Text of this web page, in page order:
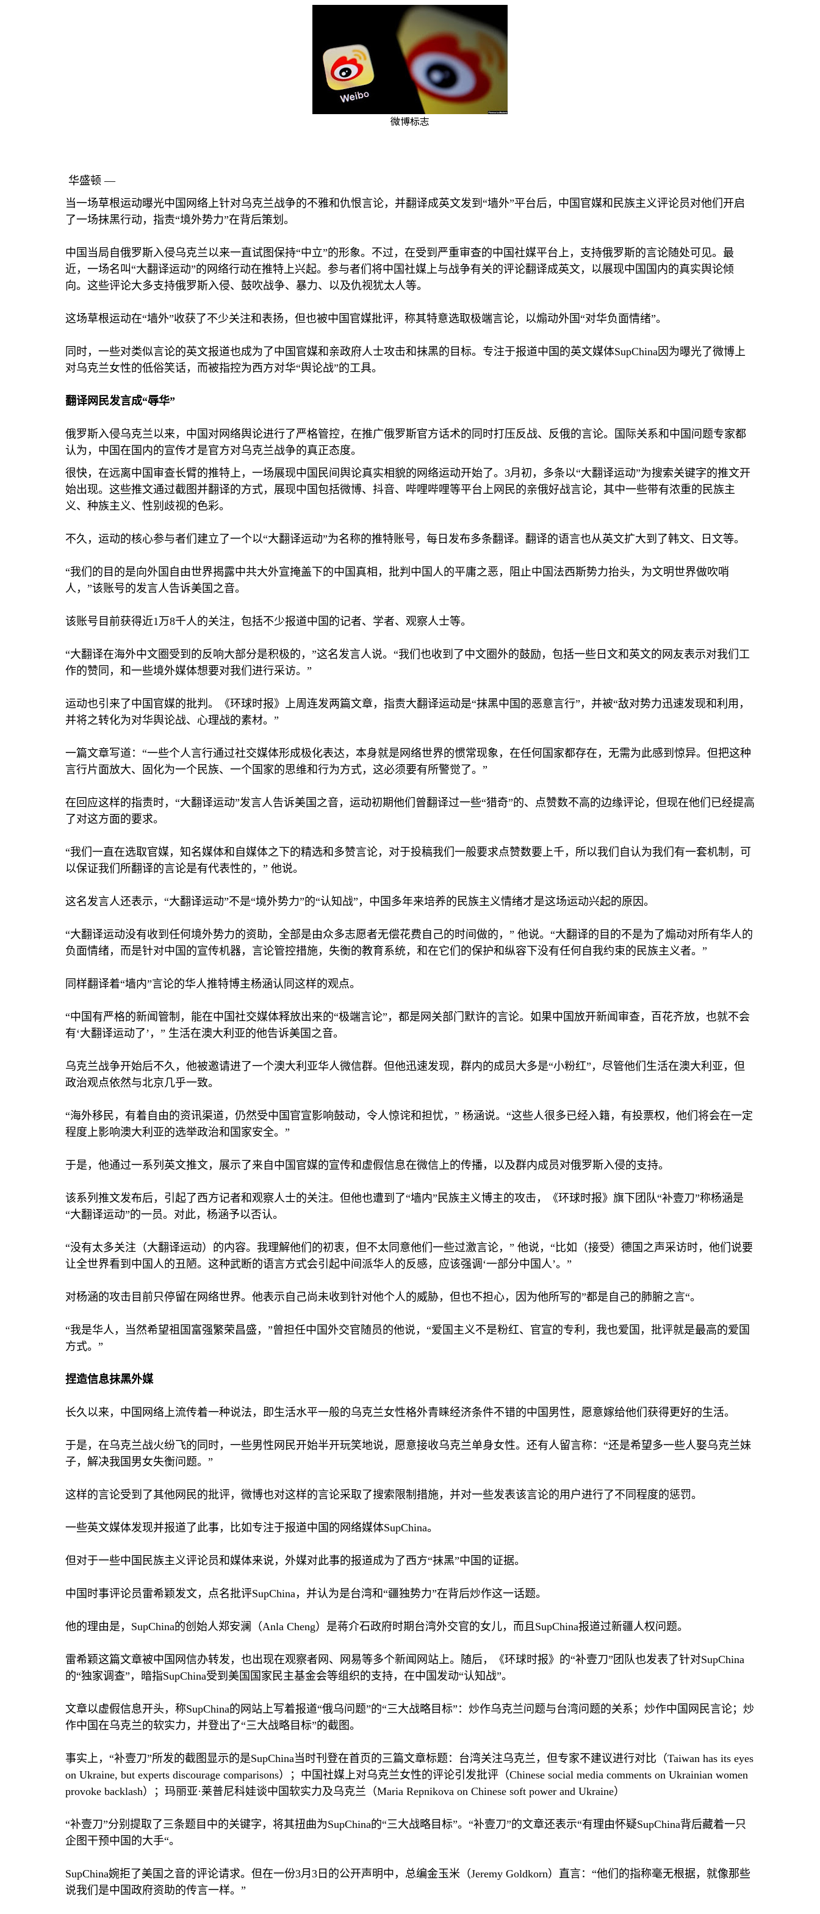
微博标志
华盛顿 —
当一场草根运动曝光中国网络上针对乌克兰战争的不雅和仇恨言论，并翻译成英文发到“墙外”平台后，中国官媒和民族主义评论员对他们开启
了一场抹黑行动，指责“境外势力”在背后策划。
中国当局自俄罗斯入侵乌克兰以来一直试图保持“中立”的形象。不过，在受到严重审查的中国社媒平台上，支持俄罗斯的言论随处可见。最
近，一场名叫“大翻译运动”的网络行动在推特上兴起。参与者们将中国社媒上与战争有关的评论翻译成英文，以展现中国国内的真实舆论倾
向。这些评论大多支持俄罗斯入侵、鼓吹战争、暴力、以及仇视犹太人等。
这场草根运动在“墙外”收获了不少关注和表扬，但也被中国官媒批评，称其特意选取极端言论，以煽动外国“对华负面情绪”。
同时，一些对类似言论的英文报道也成为了中国官媒和亲政府人士攻击和抹黑的目标。专注于报道中国的英文媒体SupChina因为曝光了微博上
对乌克兰女性的低俗笑话，而被指控为西方对华“舆论战”的工具。
翻译网民发言成“辱华”
俄罗斯入侵乌克兰以来，中国对网络舆论进行了严格管控，在推广俄罗斯官方话术的同时打压反战、反俄的言论。国际关系和中国问题专家都
认为，中国在国内的宣传才是官方对乌克兰战争的真正态度。
很快，在远离中国审查长臂的推特上，一场展现中国民间舆论真实相貌的网络运动开始了。 3月初，多条以“大翻译运动”为搜索关键字的推文开
始出现。这些推文通过截图并翻译的方式，展现中国包括微博、抖音、哔哩哔哩等平台上网民的亲俄好战言论，其中一些带有浓重的民族主
义、种族主义、性别歧视的色彩。
不久，运动的核心参与者们建立了一个以“大翻译运动”为名称的推特账号，每日发布多条翻译。翻译的语言也从英文扩大到了韩文、日文等。
“我们的目的是向外国自由世界揭露中共大外宣掩盖下的中国真相，批判中国人的平庸之恶，阻止中国法西斯势力抬头，为文明世界做吹哨
人，”该账号的发言人告诉美国之音。
该账号目前获得近1万8千人的关注，包括不少报道中国的记者、学者、观察人士等。
“大翻译在海外中文圈受到的反响大部分是积极的，”这名发言人说。“我们也收到了中文圈外的鼓励，包括一些日文和英文的网友表示对我们工
作的赞同，和一些境外媒体想要对我们进行采访。”
运动也引来了中国官媒的批判。《环球时报》上周连发两篇文章，指责大翻译运动是“抹黑中国的恶意言行”，并被“敌对势力迅速发现和利用，
并将之转化为对华舆论战、心理战的素材。”
一篇文章写道：“一些个人言行通过社交媒体形成极化表达，本身就是网络世界的惯常现象，在任何国家都存在，无需为此感到惊异。但把这种
言行片面放大、固化为一个民族、一个国家的思维和行为方式，这必须要有所警觉了。”
在回应这样的指责时，“大翻译运动”发言人告诉美国之音，运动初期他们曾翻译过一些“猎奇”的、点赞数不高的边缘评论，但现在他们已经提高
了对这方面的要求。
“我们一直在选取官媒，知名媒体和自媒体之下的精选和多赞言论，对于投稿我们一般要求点赞数要上千，所以我们自认为我们有一套机制，可
以保证我们所翻译的言论是有代表性的，” 他说。
这名发言人还表示，“大翻译运动”不是“境外势力”的“认知战”，中国多年来培养的民族主义情绪才是这场运动兴起的原因。
“大翻译运动没有收到任何境外势力的资助，全部是由众多志愿者无偿花费自己的时间做的，” 他说。“大翻译的目的不是为了煽动对所有华人的
负面情绪，而是针对中国的宣传机器，言论管控措施，失衡的教育系统，和在它们的保护和纵容下没有任何自我约束的民族主义者。”
同样翻译着“墙内”言论的华人推特博主杨涵认同这样的观点。
“中国有严格的新闻管制，能在中国社交媒体释放出来的“极端言论”，都是网关部门默许的言论。如果中国放开新闻审查，百花齐放，也就不会
有‘大翻译运动了’，” 生活在澳大利亚的他告诉美国之音。
乌克兰战争开始后不久，他被邀请进了一个澳大利亚华人微信群。但他迅速发现，群内的成员大多是“小粉红”，尽管他们生活在澳大利亚，但
政治观点依然与北京几乎一致。
“海外移民，有着自由的资讯渠道，仍然受中国官宣影响鼓动，令人惊诧和担忧，” 杨涵说。“这些人很多已经入籍，有投票权，他们将会在一定
程度上影响澳大利亚的选举政治和国家安全。”
于是，他通过一系列英文推文，展示了来自中国官媒的宣传和虚假信息在微信上的传播，以及群内成员对俄罗斯入侵的支持。
该系列推文发布后，引起了西方记者和观察人士的关注。但他也遭到了“墙内”民族主义博主的攻击，《环球时报》旗下团队“补壹刀”称杨涵是
“大翻译运动”的一员。对此，杨涵予以否认。
“没有太多关注（大翻译运动）的内容。我理解他们的初衷，但不太同意他们一些过激言论，” 他说，“比如（接受）德国之声采访时，他们说要
让全世界看到中国人的丑陋。这种武断的语言方式会引起中间派华人的反感，应该强调‘一部分中国人’。”
对杨涵的攻击目前只停留在网络世界。他表示自己尚未收到针对他个人的威胁，但也不担心，因为他所写的”都是自己的肺腑之言“。
“我是华人，当然希望祖国富强繁荣昌盛，”曾担任中国外交官随员的他说，“爱国主义不是粉红、官宣的专利，我也爱国，批评就是最高的爱国
方式。”
捏造信息抹黑外媒
长久以来，中国网络上流传着一种说法，即生活水平一般的乌克兰女性格外青睐经济条件不错的中国男性，愿意嫁给他们获得更好的生活。
于是，在乌克兰战火纷飞的同时，一些男性网民开始半开玩笑地说，愿意接收乌克兰单身女性。还有人留言称：“还是希望多一些人娶乌克兰妹
子，解决我国男女失衡问题。”
这样的言论受到了其他网民的批评，微博也对这样的言论采取了搜索限制措施，并对一些发表该言论的用户进行了不同程度的惩罚。
一些英文媒体发现并报道了此事，比如专注于报道中国的网络媒体SupChina。
但对于一些中国民族主义评论员和媒体来说，外媒对此事的报道成为了西方“抹黑”中国的证据。
中国时事评论员雷希颖发文，点名批评SupChina，并认为是台湾和“疆独势力”在背后炒作这一话题。
他的理由是， SupChina的创始人郑安澜（Anla Cheng）是蒋介石政府时期台湾外交官的女儿，而且SupChina报道过新疆人权问题。
雷希颖这篇文章被中国网信办转发，也出现在观察者网、网易等多个新闻网站上。随后，《环球时报》的“补壹刀”团队也发表了针对SupChina
的“独家调查”，暗指SupChina受到美国国家民主基金会等组织的支持，在中国发动“认知战”。
文章以虚假信息开头，称SupChina的网站上写着报道“俄乌问题”的“三大战略目标”：炒作乌克兰问题与台湾问题的关系；炒作中国网民言论；炒
作中国在乌克兰的软实力，并登出了“三大战略目标”的截图。
事实上，“补壹刀”所发的截图显示的是SupChina当时刊登在首页的三篇文章标题：台湾关注乌克兰，但专家不建议进行对比（Taiwan has its eyes
on Ukraine, but experts discourage comparisons）；中国社媒上对乌克兰女性的评论引发批评（Chinese social media comments on Ukrainian women
provoke backlash）；玛丽亚·莱普尼科娃谈中国软实力及乌克兰（Maria Repnikova on Chinese soft power and Ukraine）
“补壹刀”分别提取了三条题目中的关键字，将其扭曲为SupChina的“三大战略目标”。“补壹刀”的文章还表示“有理由怀疑SupChina背后藏着一只
企图干预中国的大手“。
SupChina婉拒了美国之音的评论请求。但在一份3月 3 日的公开声明中，总编金玉米（Jeremy Goldkorn）直言：“他们的指称毫无根据，就像那些
说我们是中国政府资助的传言一样。”